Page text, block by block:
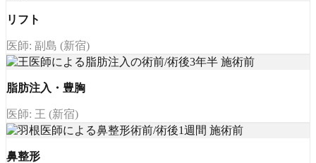
リフト
医師: 副島 (新宿)
脂肪注入・豊胸
医師: 王 (新宿)
鼻整形